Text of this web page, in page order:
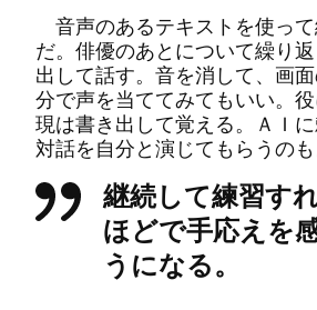
音声のあるテキストを使って
だ。俳優のあとについて繰り
出して話す。音を消して、画
分で声を当ててみてもいい。
現は書き出して覚える。ＡＩ
対話を自分と演じてもらうのも
継続して練習す
ほどで手応えを
うになる。